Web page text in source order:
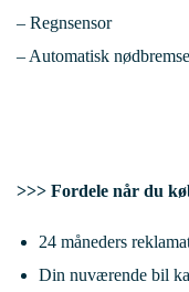
– Regnsensor
– Automatisk
>>> Fordele når du
24 måneders
Din nuværende bil